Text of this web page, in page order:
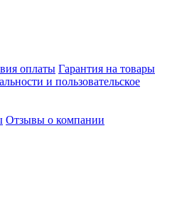
оплаты Гарантия на товары
и пользовательское
Отзывы о компании